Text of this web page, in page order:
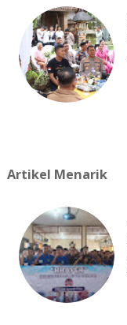
Artikel Menarik